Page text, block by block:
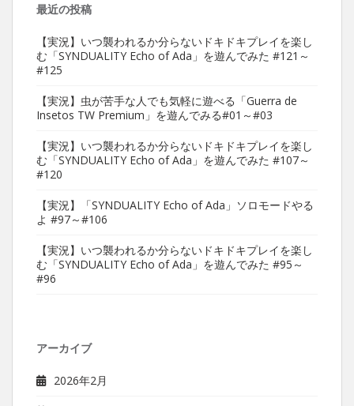
最近の投稿
【実況】いつ襲われるか分らないドキドキプレイを楽し
む「SYNDUALITY Echo of Ada」を遊んでみた #121～
#125
【実況】虫が苦手な人でも気軽に遊べる「Guerra de
Insetos TW Premium」を遊んでみる#01～#03
【実況】いつ襲われるか分らないドキドキプレイを楽し
む「SYNDUALITY Echo of Ada」を遊んでみた #107～
#120
【実況】「SYNDUALITY Echo of Ada」ソロモードやる
よ #97～#106
【実況】いつ襲われるか分らないドキドキプレイを楽し
む「SYNDUALITY Echo of Ada」を遊んでみた #95～
#96
アーカイブ
2026年2月